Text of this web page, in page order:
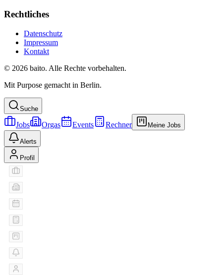
Rechtliches
Datenschutz
Impressum
Kontakt
© 2026 baito. Alle Rechte vorbehalten.
Mit Purpose gemacht in Berlin.
Suche
Jobs Orgas Events Rechner Meine Jobs
Alerts
Profil